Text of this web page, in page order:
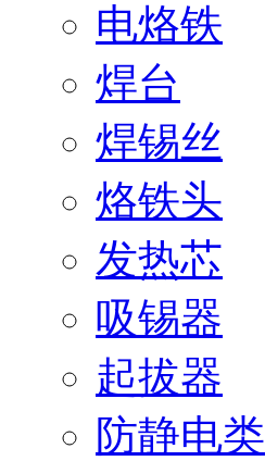
电烙铁
焊台
焊锡丝
烙铁头
发热芯
吸锡器
起拔器
防静电类